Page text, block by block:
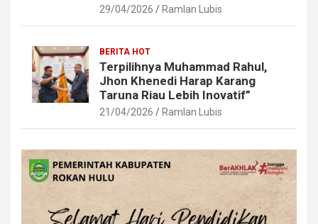
29/04/2026 Ramlan Lubis
BERITA HOT
Terpilihnya Muhammad Rahul,
Jhon Khenedi Harap Karang
Taruna Riau Lebih Inovatif”
21/04/2026 Ramlan Lubis